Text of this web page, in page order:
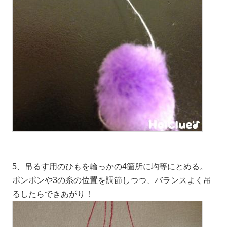
5、吊るす用のひもを輪っかの4箇所に均等にとめる。
ポンポンや3の糸の位置を調節しつつ、バランスよく吊
るしたらできあがり！